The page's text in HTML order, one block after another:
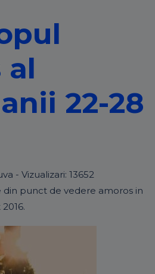
al
22-28
- Vizualizari: 13652
din punct de vedere amoros in